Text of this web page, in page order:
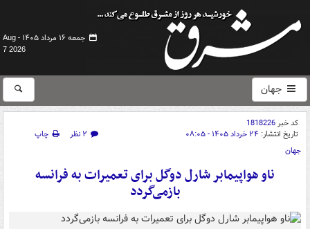
جمعه ۱۶ مرداد ۱۴۰۵ -
Aug
7 2026
جهان
کد خبر1818226
تاریخ انتشار: ۲۴ خرداد ۱۴۰۵ - ۰۸:۰۵ ۲ نظر
چاپ
جهان
ناو هواپیمابر شارل دوگل برای تعمیرات به فرانسه
بازمی‌گردد